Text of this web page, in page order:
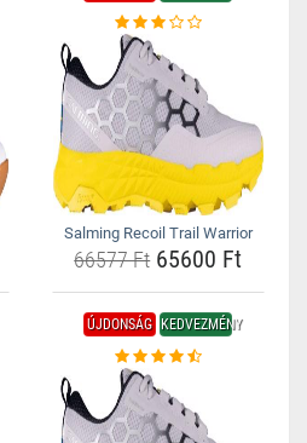
Salming Recoil Trail Warrior
66577 Ft65600 Ft
ÚJDONSÁG KEDVEZMÉNY